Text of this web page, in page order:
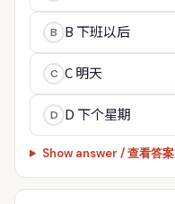
B B 下班以后
C C 明天
D D 下个星期
Show answer / 查看答案